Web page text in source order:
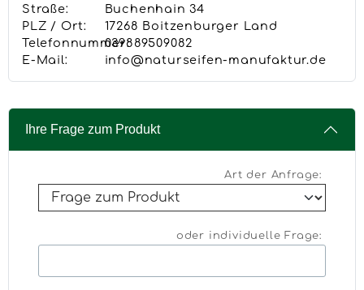
Straße:
Buchenhain 34
PLZ / Ort:
17268 Boitzenburger Land
Telefonnummer:039889509082
E-Mail:
info@naturseifen-manufaktur.de
Ihre Frage zum Produkt
Art der Anfrage:
oder individuelle Frage: